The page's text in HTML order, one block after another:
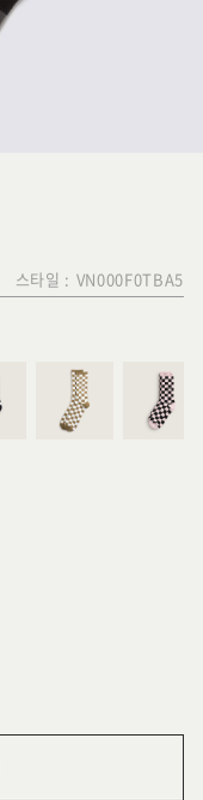
스타일 : VN000F0TBA5